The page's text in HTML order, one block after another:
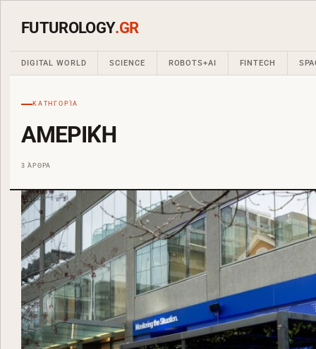
FUTUROLOGY.GR
DIGITAL WORLD SCIENCE ROBOTS+AI FINTECH
ΚΑΤΗΓΟΡΊΑ
ΑΜΕΡΙΚΉ
3 ΆΡΘΡΑ